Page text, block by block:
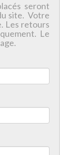
seront
site. Votre
Les retours
Le